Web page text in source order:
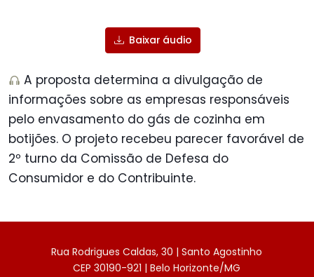
Baixar áudio
A proposta determina a divulgação de
informações sobre as empresas responsáveis
pelo envasamento do gás de cozinha em
botijões. O projeto recebeu parecer favorável de
2º turno da Comissão de Defesa do
Consumidor e do Contribuinte.
Rua Rodrigues Caldas, 30 | Santo Agostinho
CEP 30190-921 | Belo Horizonte/MG